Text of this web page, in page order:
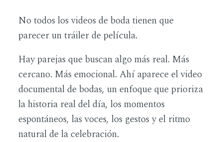
No todos los videos de boda tienen que
parecer un tráiler de película.
Hay parejas que buscan algo más real. Más
cercano. Más emocional. Ahí aparece el video
documental de bodas, un enfoque que prioriza
la historia real del día, los momentos
espontáneos, las voces, los gestos y el ritmo
natural de la celebración.